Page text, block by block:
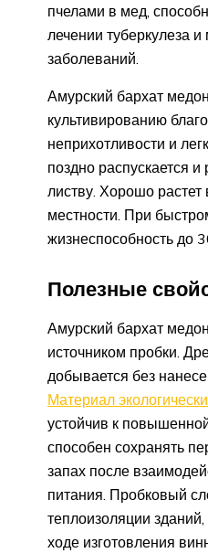
пчелами в мед,
лечении туберкулеза и
заболеваний.
Амурский бархат
культивированию
неприхотливости и
поздно распускается
листву. Хорошо растет
местности. При
жизнеспособность до
Полезные
Амурский бархат
источником пробки.
добывается без
Материал
устойчив к
способен сохранять
запах после
питания. Пробковый
теплоизоляции
ходе изготовления